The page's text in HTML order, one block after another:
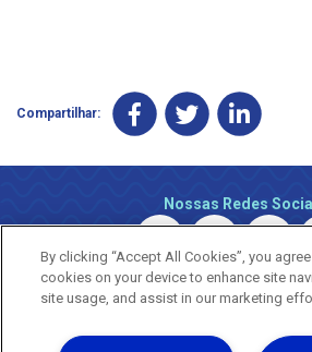
Compartilhar:
Nossas Redes
By clicking “Accept All Cookies”, you
cookies on your device to enhance site
site usage, and assist in our marketing